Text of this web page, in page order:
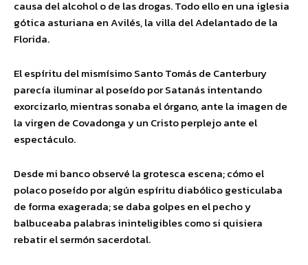
causa del alcohol o de las drogas. Todo ello en una iglesia
gótica asturiana en Avilés, la villa del Adelantado de la
Florida.
El espíritu del mismísimo Santo Tomás de Canterbury
parecía iluminar al poseído por Satanás intentando
exorcizarlo, mientras sonaba el órgano, ante la imagen de
la virgen de Covadonga y un Cristo perplejo ante el
espectáculo.
Desde mi banco observé la grotesca escena; cómo el
polaco poseído por algún espíritu diabólico gesticulaba
de forma exagerada; se daba golpes en el pecho y
balbuceaba palabras ininteligibles como si quisiera
rebatir el sermón sacerdotal.